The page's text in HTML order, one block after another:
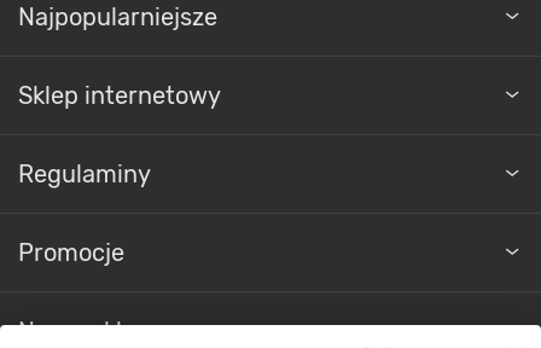
Najpopularniejsze
Sklep internetowy
Regulaminy
Promocje
Nasze sklepy